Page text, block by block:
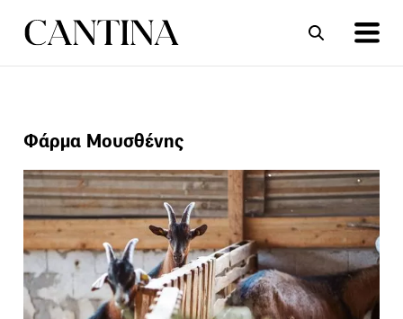
ΣΥΝΤΑΓΕΣ
Φάρμα Μουσθένης